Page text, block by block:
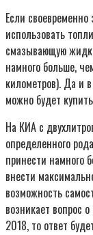
Если
использовать
смазывающую
намного больше,
километров). Да и
можно будет
На КИА с
определенного
принести намного
внести
возможность
возникает вопрос
2018, то ответ